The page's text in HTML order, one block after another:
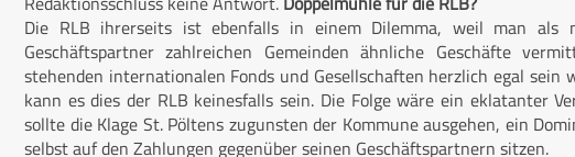
Die RLB ihrerseits ist ebenfalls in einem Dilemma, weil man als
Geschäftspartner zahlreichen Gemeinden ähnliche Geschäfte
stehenden internationalen Fonds und Gesellschaften herzlich egal sein
kann es dies der RLB keinesfalls sein. Die Folge wäre ein eklatanter
sollte die Klage St. Pöltens zugunsten der Kommune ausgehen, ein
selbst auf den Zahlungen gegenüber seinen Geschäftspartnern sitzen.